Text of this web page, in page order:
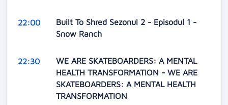
22:00
Built To Shred Sezonul 2 - Episodul 1 -
Snow Ranch
22:30
WE ARE SKATEBOARDERS: A MENTAL
HEALTH TRANSFORMATION - WE ARE
SKATEBOARDERS: A MENTAL HEALTH
TRANSFORMATION